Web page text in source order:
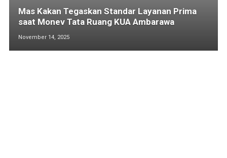
Mas Kakan Tegaskan Standar Layanan Prima
saat Monev Tata Ruang KUA Ambarawa
November 14, 2025